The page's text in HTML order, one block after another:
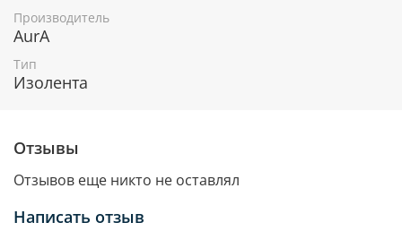
Производитель
AurA
Тип
Изолента
Отзывы
Отзывов еще никто не оставлял
Написать отзыв